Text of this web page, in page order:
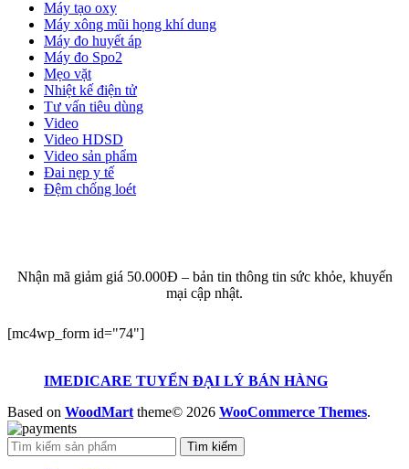
Máy tạo oxy
Máy xông mũi họng khí dung
Máy đo huyết áp
Máy đo Spo2
Mẹo vặt
Nhiệt kế điện tử
Tư vấn tiêu dùng
Video
Video HDSD
Video sản phẩm
Đai nẹp y tế
Đệm chống loét
Nhận mã giảm giá 50.000Đ – bản tin thông tin sức khỏe, khuyến
mại cập nhật.
[mc4wp_form id="74"]
IMEDICARE TUYỂN ĐẠI LÝ BÁN HÀNG
Based on WoodMart theme© 2026 WooCommerce Themes.
Tìm kiếm